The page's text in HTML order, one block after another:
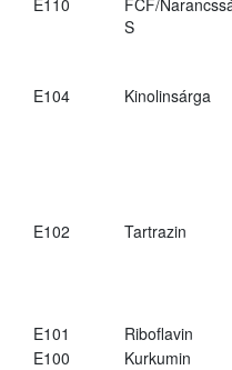
S
E104 Kinolinsárga
E102 Tartrazin
E101
Riboflavin
E100
Kurkumin